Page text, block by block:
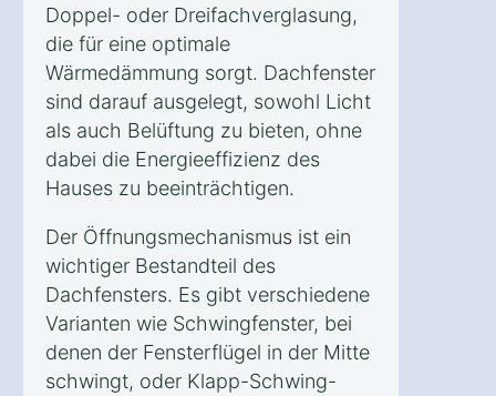
Doppel- oder Dreifachverglasung,
die für eine optimale
Wärmedämmung sorgt. Dachfenster
sind darauf ausgelegt, sowohl Licht
als auch Belüftung zu bieten, ohne
dabei die Energieeffizienz des
Hauses zu beeinträchtigen.
Der Öffnungsmechanismus ist ein
wichtiger Bestandteil des
Dachfensters. Es gibt verschiedene
Varianten wie Schwingfenster, bei
denen der Fensterflügel in der Mitte
schwingt, oder Klapp-Schwing-